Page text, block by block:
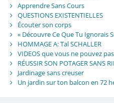
Apprendre Sans Cours
QUESTIONS EXISTENTIELLES
Écouter son corps
« Découvre Ce Que Tu Ignorais
HOMMAGE A: Tal SCHALLER
VIDEOS que vous ne pouvez
RÉUSSIR SON POTAGER SANS
Jardinage sans creuser
Un jardin sur ton balcon en 72